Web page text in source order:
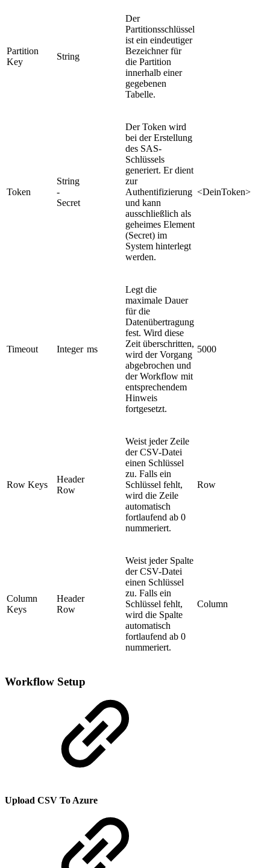
Partition
Key
String
Der
Partitionsschlüssel
ist ein eindeutiger
Bezeichner für
die Partition
innerhalb einer
gegebenen
Tabelle.
Token
String
-
Secret
Der Token wird
bei der Erstellung
des SAS-
Schlüssels
generiert. Er dient
zur
Authentifizierung
und kann
ausschließlich als
geheimes Element
(Secret) im
System hinterlegt
werden.
<DeinToken>
Timeout Integer ms
Legt die
maximale Dauer
für die
Datenübertragung
fest. Wird diese
Zeit überschritten,
wird der Vorgang
abgebrochen und
der Workflow mit
entsprechendem
Hinweis
fortgesetzt.
5000
Row Keys
Header
Row
Weist jeder Zeile
der CSV-Datei
einen Schlüssel
zu. Falls ein
Schlüssel fehlt,
wird die Zeile
automatisch
fortlaufend ab 0
nummeriert.
Row
Column
Keys
Header
Row
Weist jeder Spalte
der CSV-Datei
einen Schlüssel
zu. Falls ein
Schlüssel fehlt,
wird die Spalte
automatisch
fortlaufend ab 0
nummeriert.
Column
Workflow Setup
Upload CSV To Azure